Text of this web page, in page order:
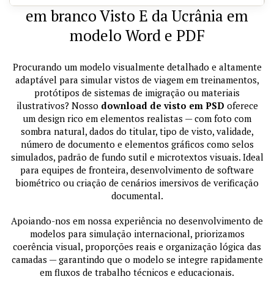
em branco Visto E da Ucrânia em
modelo Word e PDF
Procurando um modelo visualmente detalhado e altamente
adaptável para simular vistos de viagem em treinamentos,
protótipos de sistemas de imigração ou materiais
ilustrativos? Nosso download de visto em PSD oferece
um design rico em elementos realistas — com foto com
sombra natural, dados do titular, tipo de visto, validade,
número de documento e elementos gráficos como selos
simulados, padrão de fundo sutil e microtextos visuais. Ideal
para equipes de fronteira, desenvolvimento de software
biométrico ou criação de cenários imersivos de verificação
documental.
Apoiando-nos em nossa experiência no desenvolvimento de
modelos para simulação internacional, priorizamos
coerência visual, proporções reais e organização lógica das
camadas — garantindo que o modelo se integre rapidamente
em fluxos de trabalho técnicos e educacionais.